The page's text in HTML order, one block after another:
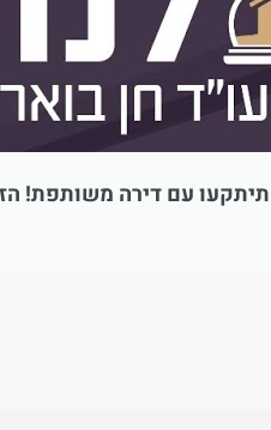
עם דירה משותפת!